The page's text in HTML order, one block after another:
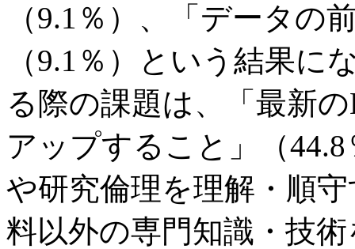
（9.1％）、「データの
（9.1％）という結果に
る際の課題は、「最新
アップすること」（
や研究倫理を理解・順
料以外の専門知識・技